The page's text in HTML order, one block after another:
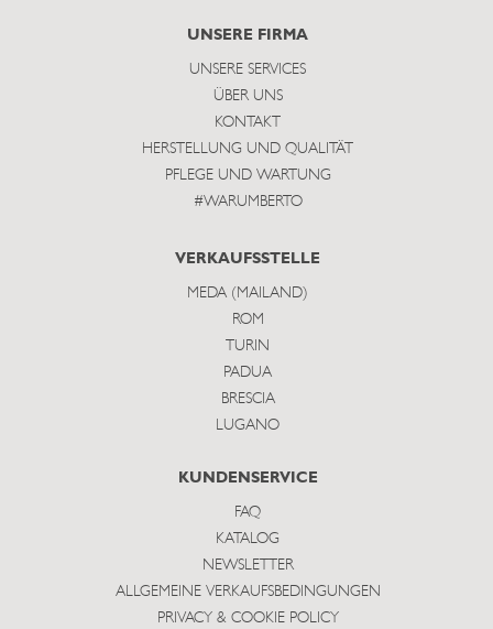
subscribe
UNSERE FIRMA
UNSERE SERVICES
ÜBER UNS
KONTAKT
HERSTELLUNG UND QUALITÄT
PFLEGE UND WARTUNG
#WARUMBERTO
VERKAUFSSTELLE
MEDA (MAILAND)
ROM
TURIN
PADUA
BRESCIA
LUGANO
KUNDENSERVICE
FAQ
KATALOG
NEWSLETTER
ALLGEMEINE VERKAUFSBEDINGUNGEN
PRIVACY & COOKIE POLICY